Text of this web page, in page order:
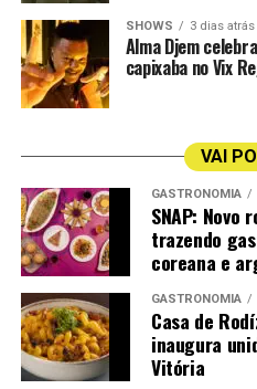
Mais do que uma adaptação
espetáculo estabelece um
os artistas do Grupo Galpão.
conceito de “ensaio”,
realidade e ficção, ator e
Grandes Espetáculos –
Cegueira” do Grupo
Quando:20 de junho
Local:Teatro Glória – Centro
Horários:19h30 (sábado) e
Classificação indicativa: 16
Duração:90 minutos
SHOWS 3 dias atrás
Alma Djem
capixaba no Vix
VAI
GASTRONOMIA
SNAP: Novo
trazendo
coreana e
GASTRONOMIA
Casa de
inaugura
Vitória